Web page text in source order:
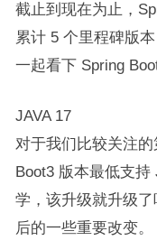
截止到现在为止，
累计 5 个里程碑版
一起看下 Spring
JAVA 17
对于我们比较关注
Boot3 版本最低支持
学，该升级就升级
后的一些重要改变。